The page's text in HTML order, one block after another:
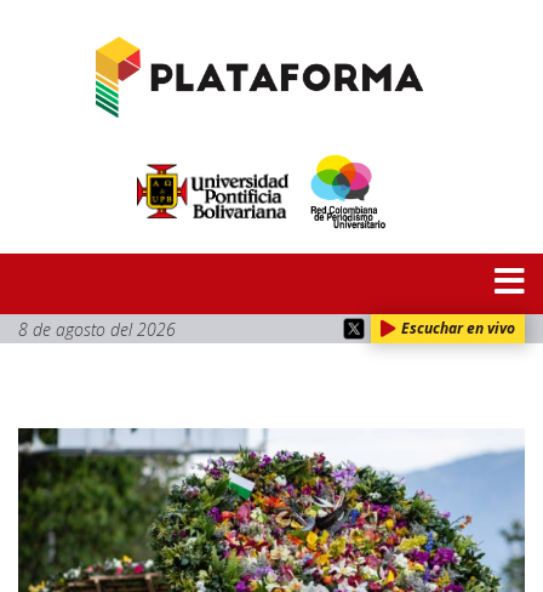
8 de agosto del 2026 Escuchar en vivo